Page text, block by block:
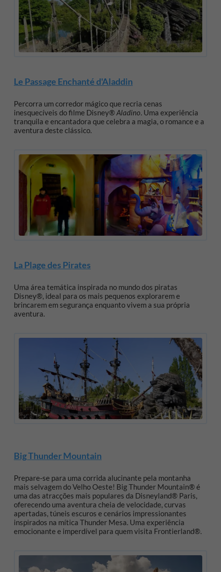
Le Passage Enchanté d'Aladdin
Percorra um corredor mágico que recria cenas
inesquecíveis do filme Disney®Aladino. Uma experiência
tranquila e encantadora que celebra a magia, o romance e a
aventura deste clássico.
La Plage des Pirates
Uma área temática inspirada no mundo dos piratas
Disney®, ideal para os mais pequenos explorarem e
brincarem em segurança enquanto vivem a sua própria
aventura.
Big Thunder Mountain
Prepare‑se para uma corrida alucinante pela montanha
mais selvagem do Velho Oeste! Big Thunder Mountain® é
uma das atracções mais populares da Disneyland® Paris,
oferecendo uma aventura cheia de velocidade, curvas
apertadas, túneis escuros e cenários impressionantes
inspirados na mítica Thunder Mesa. Uma experiência
emocionante e imperdível para quem visita Frontierland®.